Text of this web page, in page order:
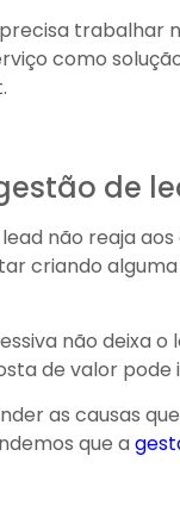
trabalhar
como
de
não reaja
criando
não deixa
de valor
as causas
que a